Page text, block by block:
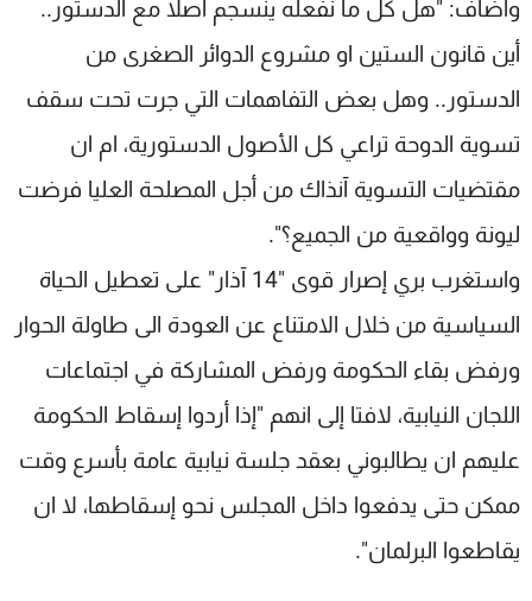
واضاف: "هل كل ما نفعله ينسجم أصلاً مع الدستور..
أين قانون الستين او مشروع الدوائر الصغرى من
الدستور.. وهل بعض التفاهمات التي جرت تحت سقف
تسوية الدوحة تراعي كل الأصول الدستورية، ام ان
مقتضيات التسوية آنذاك من أجل المصلحة العليا فرضت
ليونة وواقعية من الجميع؟".
واستغرب بري إصرار قوى "14 آذار" على تعطيل الحياة
السياسية من خلال الامتناع عن العودة الى طاولة الحوار
ورفض بقاء الحكومة ورفض المشاركة في اجتماعات
اللجان النيابية، لافتا إلى انهم "إذا أردوا إسقاط الحكومة
عليهم ان يطالبوني بعقد جلسة نيابية عامة بأسرع وقت
ممكن حتى يدفعوا داخل المجلس نحو إسقاطها، لا ان
يقاطعوا البرلمان".